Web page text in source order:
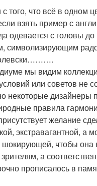
того, что всё в одном
взять пример с
одевается с головы
символизирующим
мы видим
или советов не
некоторые дизайнеры
правила
желание
экстравагантной, а
шокирующей, чтобы она
а
прописалось в